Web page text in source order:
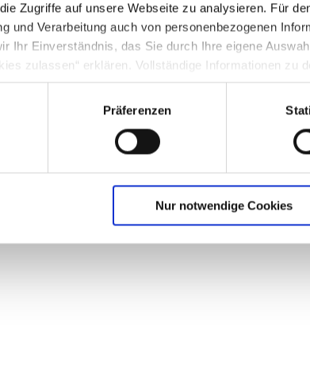
Zugriffe auf unsere Webseite zu analysieren. Für
und Verarbeitung auch von personenbezogenen
Ihr Einverständnis, das Sie durch Ihre eigene
zulassen“ erklären. Vollständige Informationen zu
Sie unter Punkt 3.4 in unserer
in die USA: Indem Sie die jeweiligen
ein, dass durch das Setzen und Verwenden
Präferenzen
Nur notwendige Cookies